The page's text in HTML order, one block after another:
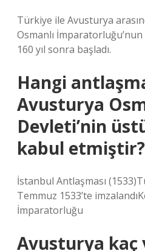
Türkiye ile Avusturya
Osmanlı
160 yıl sonra başladı.
Hangi
Avusturya
Devleti’nin
kabul etmiştir?
İstanbul Antlaşması
Temmuz 1533’te
İmparatorluğu
Avusturya kaç